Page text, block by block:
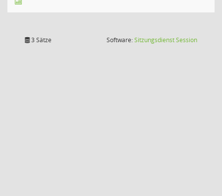
3 Sätze Software:SitzungsdienstSession(Wird in